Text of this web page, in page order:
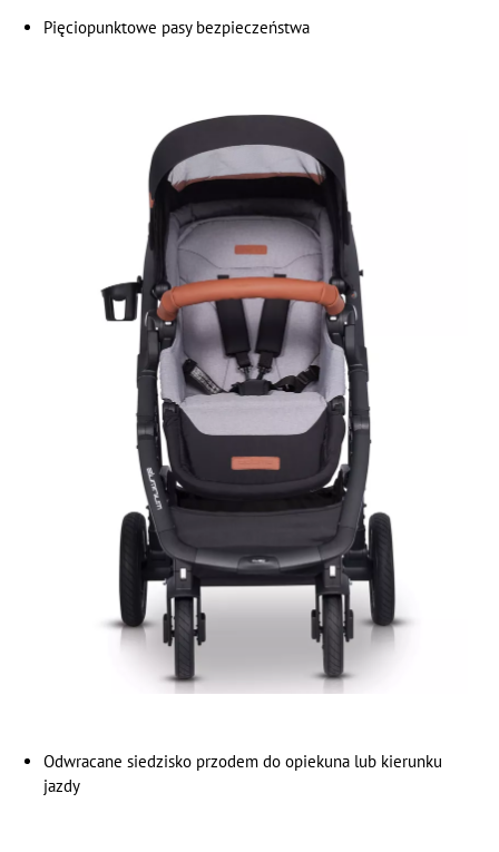
Pięciopunktowe pasy bezpieczeństwa
Odwracane siedzisko przodem do opiekuna lub kierunku
jazdy